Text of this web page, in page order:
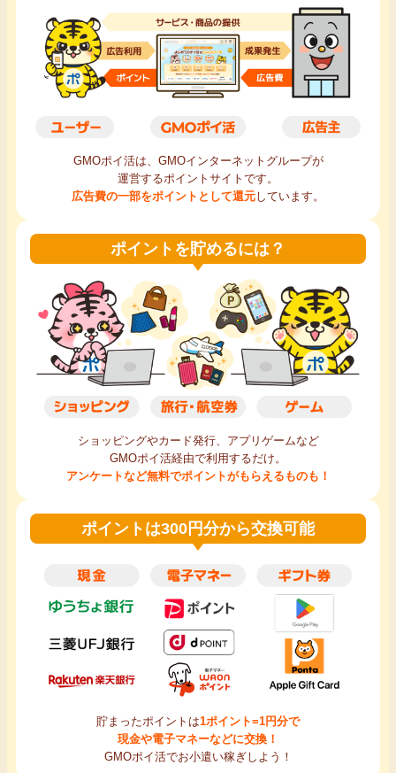
毎日ゲット
特集一覧
ヘルプセンター
GMOポイ活は、GMOインターネットグループが
運営するポイントサイトです。
広告費の一部をポイントとして還元しています。
ポイントを貯めるには？
ショッピングやカード発行、アプリゲームなど
GMOポイ活経由で利用するだけ。
アンケートなど無料でポイントがもらえるものも！
ポイントは300円分から交換可能
貯まったポイントは1ポイント=1円分で
現金や電子マネーなどに交換！
GMOポイ活でお小遣い稼ぎしよう！